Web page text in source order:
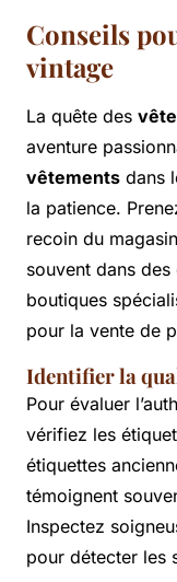
Conseils
vintage
La quête des
aventure
vêtements dans
la patience.
recoin du
souvent dans
boutiques
pour la vente de
Identifier la
Pour évaluer
vérifiez les
étiquettes
témoignent
Inspectez
pour détecter les